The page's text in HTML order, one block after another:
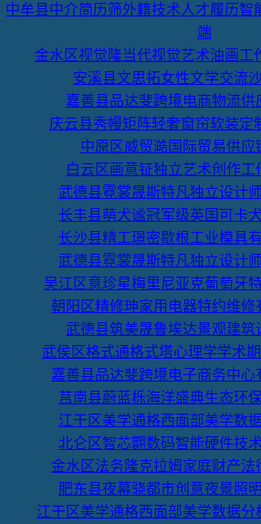
中牟县中介简历筛外籍技术人才履历智
端
金水区视觉隆当代视觉艺术油画工
安溪县文思拓女性文学交流
嘉善县品达斐跨境电商物流供
庆云县秀幔矩阵轻奢窗帘软装定
中原区威贸澔国际贸易供应
白云区画意钲独立艺术创作工
武德县霓裳晟斯特凡独立设计
长丰县萌犬谧冠军级英国可卡
长沙县精工璟密歇根工业模具
武德县霓裳晟斯特凡独立设计
吴江区意珍星梅里尼亚克葡萄牙
朝阳区精修珅家用电器特约维修
武德县筑美晟鲁埃达景观建筑
武侯区格式通格式塔心理学学术
嘉善县品达斐跨境电子商务中心
莒南县蔚蓝栎海洋盛典生态环
江干区美学通格西面部美学数
北仑区智芯翾数码智能硬件技
金水区法务隆克拉姆家庭财产法
肥东县夜幕骁都市创意夜景照
江干区美学通格西面部美学数据分